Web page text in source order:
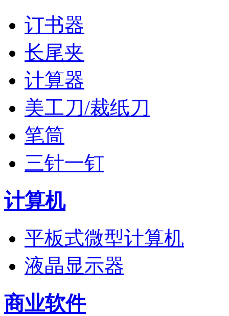
订书器
长尾夹
计算器
美工刀/裁纸刀
笔筒
三针一钉
计算机
平板式微型计算机
液晶显示器
商业软件